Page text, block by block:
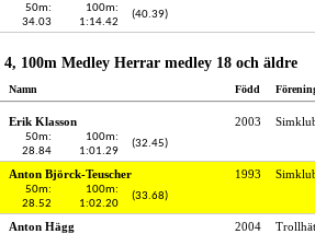
50m:
34.03
100m:
1:14.42
(40.39)
4, 100m Medley Herrar medley 18 och äldre
Namn Född
Erik Klasson 2003
50m:
28.84
100m:
1:01.29
(32.45)
Anton Björck-Teuscher 1993
50m:
28.52
100m:
1:02.20
(33.68)
Anton Hägg 2004